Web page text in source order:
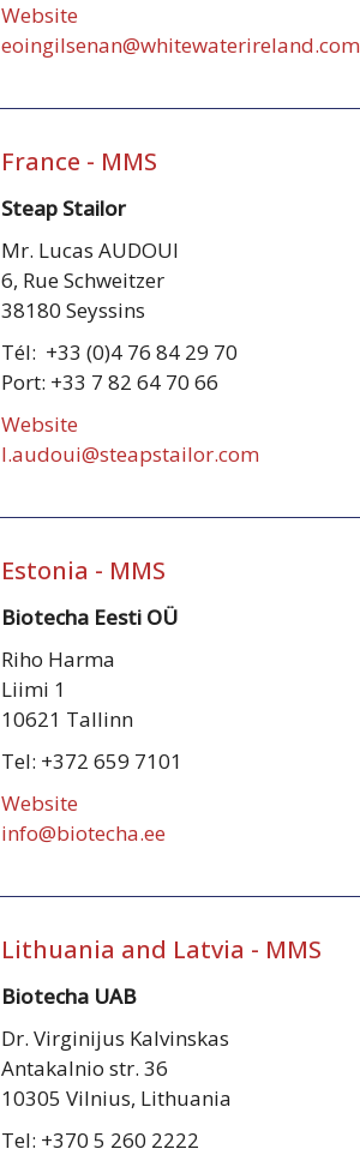
Website
eoingilsenan@whitewaterireland.com
France - MMS
Steap Stailor
Mr. Lucas AUDOUI
6, Rue Schweitzer
38180 Seyssins
Tél: +33 (0)4 76 84 29 70
Port: +33 7 82 64 70 66
Website
l.audoui@steapstailor.com
Estonia - MMS
Biotecha Eesti OÜ
Riho Harma
Liimi 1
10621 Tallinn
Tel: +372 659 7101
Website
info@biotecha.ee
Lithuania and Latvia - MMS
Biotecha UAB
Dr. Virginijus Kalvinskas
Antakalnio str. 36
10305 Vilnius, Lithuania
Tel: +370 5 260 2222